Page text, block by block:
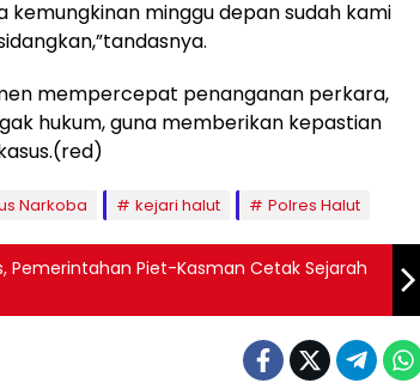
kemungkinan minggu depan sudah kami
mempercepat penanganan perkara,
hukum, guna memberikan kepastian
Narkoba kejari halut Polres Halut
Pemerintahan Piet-Kasman Cetak Sejarah